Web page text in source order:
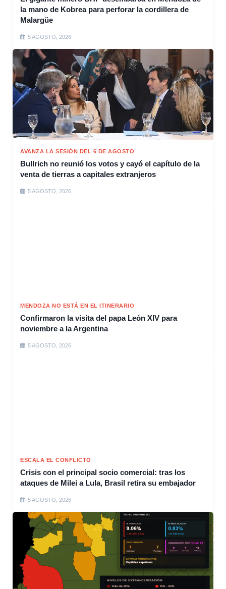
la mano de Kobrea para perforar la cordillera de
Malargüe
5 AGOSTO, 2026
AVANZA LA SESIÓN DEL 6 DE AGOSTO
Bullrich no reunió los votos y cayó el capítulo de la
venta de tierras a capitales extranjeros
5 AGOSTO, 2026
MENDOZA NO ESTÁ EN EL ITINERARIO
Confirmaron la visita del papa León XIV para
noviembre a la Argentina
5 AGOSTO, 2026
ESCALA EL CONFLICTO
Crisis con el principal socio comercial: tras los
ataques de Milei a Lula, Brasil retira su embajador
5 AGOSTO, 2026